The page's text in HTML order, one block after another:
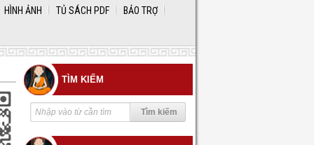
HÌNH ẢNH TỦ SÁCH PDF BẢO TRỢ
TÌM KIẾM